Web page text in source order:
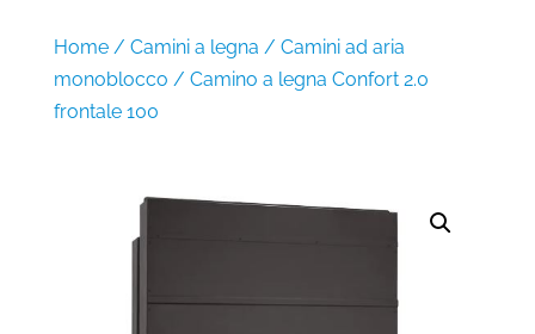
Home/ Camini a legna / Camini ad aria
monoblocco / Camino a legna Confort 2.0
frontale 100